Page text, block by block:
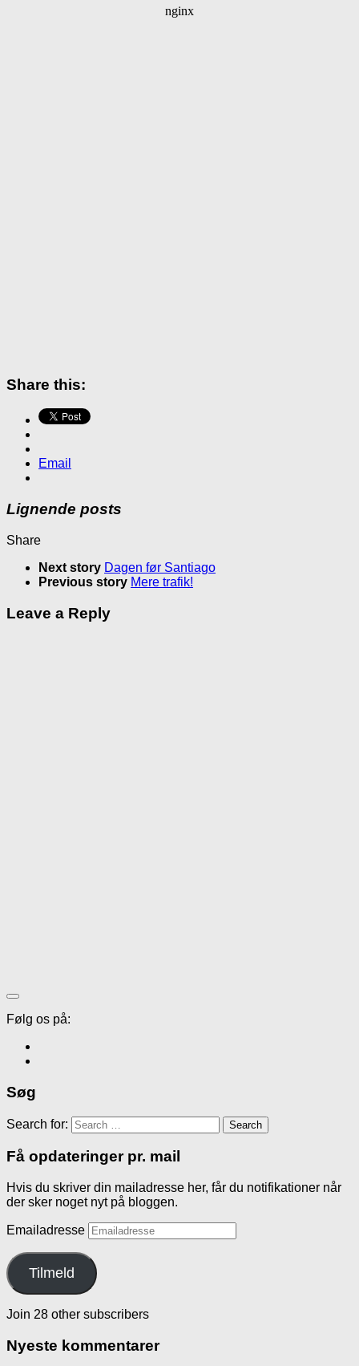
Share this:
Email
Lignende posts
Share
Next story Dagen før Santiago
Previous story Mere trafik!
Leave a Reply
Følg os på:
Søg
Search for:
Få opdateringer pr. mail
Hvis du skriver din mailadresse her, får du notifikationer når
der sker noget nyt på bloggen.
Emailadresse
Tilmeld
Join 28 other subscribers
Nyeste kommentarer